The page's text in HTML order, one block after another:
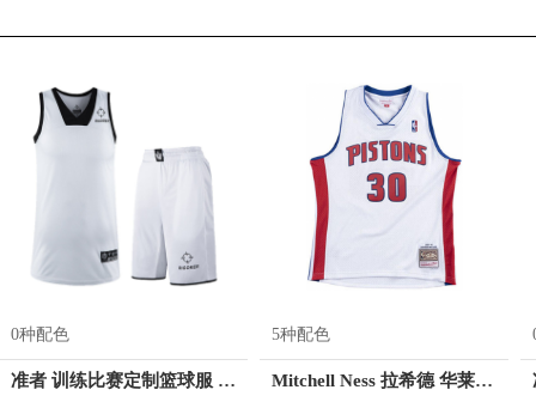
0种配色
准者 训练比赛定制篮球服 Z17110105
5种配色
Mitchell Ness 拉希德 华莱士 活塞队 30号球衣